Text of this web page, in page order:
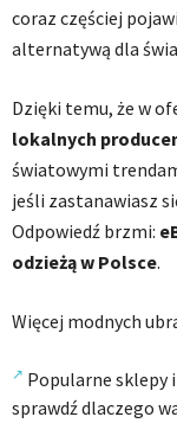
coraz częściej
alternatywą dla
Dzięki temu, że w
lokalnych
światowymi
jeśli zastanawiasz
Odpowiedź brzmi:
odzieżą w Polsce.
Więcej modnych
Popularne sklepy
sprawdź dlaczego